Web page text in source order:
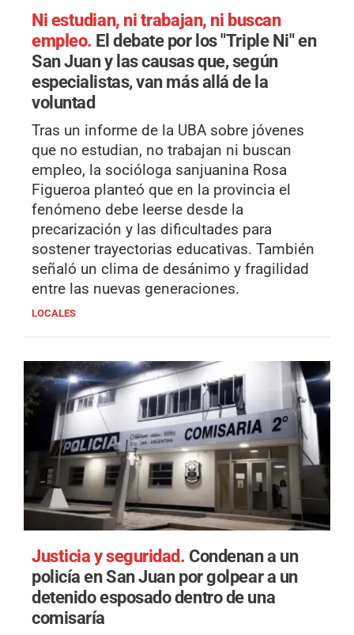
Ni estudian, ni trabajan, ni buscan
empleo. El debate por los "Triple Ni" en
San Juan y las causas que, según
especialistas, van más allá de la
voluntad
Tras un informe de la UBA sobre jóvenes
que no estudian, no trabajan ni buscan
empleo, la socióloga sanjuanina Rosa
Figueroa planteó que en la provincia el
fenómeno debe leerse desde la
precarización y las dificultades para
sostener trayectorias educativas. También
señaló un clima de desánimo y fragilidad
entre las nuevas generaciones.
LOCALES
Justicia y seguridad. Condenan a un
policía en San Juan por golpear a un
detenido esposado dentro de una
comisaría